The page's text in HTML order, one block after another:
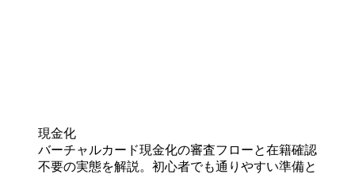
現金化
バーチャルカード現金化の審査フローと在籍確認
不要の実態を解説。初心者でも通りやすい準備と